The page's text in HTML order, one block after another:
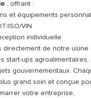
, offrant :
et équipements
ISO/VIN
individuelle
directement de notre usine
start-ups
gouvernementaux.
grand soin et conçue
votre entreprise,